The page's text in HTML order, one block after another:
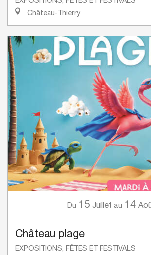
Château-Thierry
Du 15 Juillet au 14
Château plage
EXPOSITIONS, FÊTES ET FESTIVALS